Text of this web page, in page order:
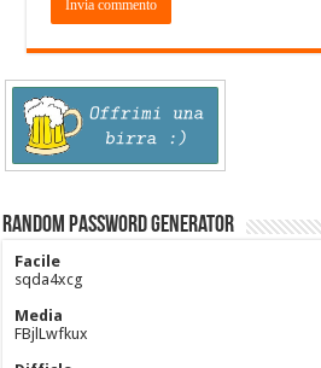
Random Password Generator
Facile
sqda4xcg
Media
FBjlLwfkux